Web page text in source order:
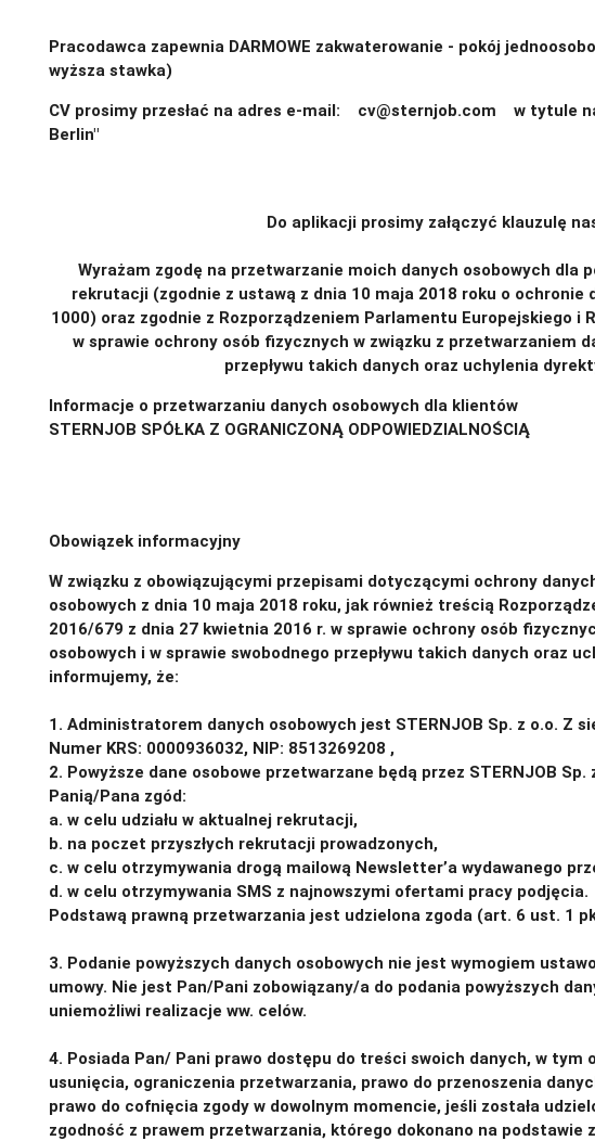
Pracodawca zapewnia DARMOWE zakwaterowanie - pokój
wyższa stawka)
CV prosimy przesłać na adres e-mail: cv@sternjob.com w tytule
Berlin"
Do aplikacji prosimy załączyć klauzulę
Wyrażam zgodę na przetwarzanie moich danych osobowych dla
rekrutacji (zgodnie z ustawą z dnia 10 maja 2018 roku o ochronie
1000) oraz zgodnie z Rozporządzeniem Parlamentu Europejskiego i
w sprawie ochrony osób fizycznych w związku z przetwarzaniem
przepływu takich danych oraz uchylenia
Informacje o przetwarzaniu danych osobowych dla klientów
STERNJOB SPÓŁKA Z OGRANICZONĄ ODPOWIEDZIALNOŚCIĄ
Obowiązek informacyjny
W związku z obowiązującymi przepisami dotyczącymi ochrony
osobowych z dnia 10 maja 2018 roku, jak również treścią
2016/679 z dnia 27 kwietnia 2016 r. w sprawie ochrony osób
osobowych i w sprawie swobodnego przepływu takich danych oraz
informujemy, że:
1. Administratorem danych osobowych jest STERNJOB Sp. z o.o. Z
Numer KRS: 0000936032, NIP: 8513269208 ,
2. Powyższe dane osobowe przetwarzane będą przez STERNJOB
Panią/Pana zgód:
a. w celu udziału w aktualnej rekrutacji,
b. na poczet przyszłych rekrutacji prowadzonych,
c. w celu otrzymywania drogą mailową Newsletter’a wydawanego
d. w celu otrzymywania SMS z najnowszymi ofertami pracy podjęcia.
Podstawą prawną przetwarzania jest udzielona zgoda (art. 6 ust. 1
3. Podanie powyższych danych osobowych nie jest wymogiem
umowy. Nie jest Pan/Pani zobowiązany/a do podania powyższych
uniemożliwi realizacje ww. celów.
4. Posiada Pan/ Pani prawo dostępu do treści swoich danych, w
usunięcia, ograniczenia przetwarzania, prawo do przenoszenia
prawo do cofnięcia zgody w dowolnym momencie, jeśli została
zgodność z prawem przetwarzania, którego dokonano na podstawie